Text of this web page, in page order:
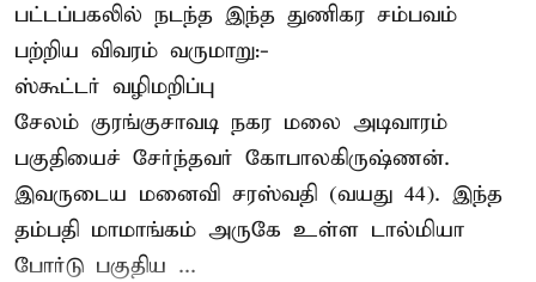
பட்டப்பகலில் நடந்த இந்த துணிகர சம்பவம்
பற்றிய விவரம் வருமாறு:-
ஸ்கூட்டர் வழிமறிப்பு
சேலம் குரங்குசாவடி நகர மலை அடிவாரம்
பகுதியைச் சேர்ந்தவர் கோபாலகிருஷ்ணன்.
இவருடைய மனைவி சரஸ்வதி (வயது 44). இந்த
தம்பதி மாமாங்கம் அருகே உள்ள டால்மியா
போர்டு பகுதிய ...